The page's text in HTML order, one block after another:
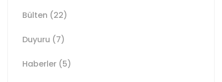
Bülten (22)
Duyuru (7)
Haberler (5)